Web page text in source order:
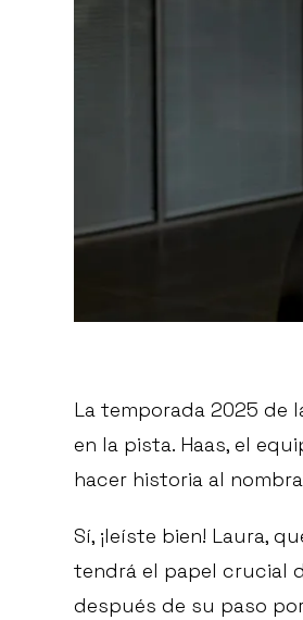
La temporada 2025 de
en la pista. Haas, el
hacer historia al
Sí, ¡leíste bien! Laura,
tendrá el papel crucial
después de su paso